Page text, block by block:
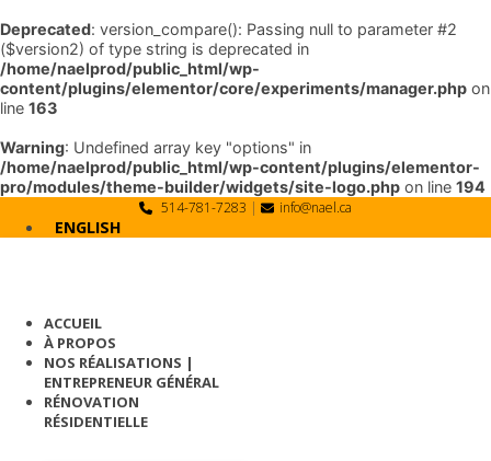
Deprecated: version_compare(): Passing null to parameter #2
($version2) of type string is deprecated in
/home/naelprod/public_html/wp-
content/plugins/elementor/core/experiments/manager.php on
line 163
Warning: Undefined array key "options" in
/home/naelprod/public_html/wp-content/plugins/elementor-
pro/modules/theme-builder/widgets/site-logo.php on line 194
514-781-7283 | info@nael.ca
ENGLISH
ACCUEIL
À PROPOS
NOS RÉALISATIONS |
ENTREPRENEUR GÉNÉRAL
RÉNOVATION
RÉSIDENTIELLE